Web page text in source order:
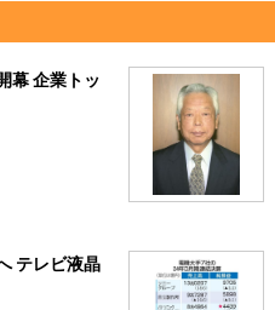
幕 企業トッ
テレビ液晶